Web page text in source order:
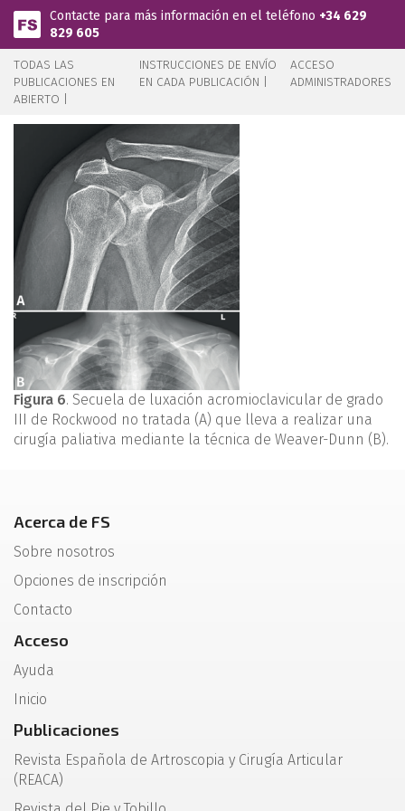
Pasar al contenido principal
Contacte para más información en el teléfono +34 629
829 605
TODAS LAS
PUBLICACIONES EN
ABIERTO |
INSTRUCCIONES DE ENVÍO
EN CADA PUBLICACIÓN |
ACCESO
ADMINISTRADORES
Figura 6. Secuela de luxación acromioclavicular de grado
III de Rockwood no tratada (A) que lleva a realizar una
cirugía paliativa mediante la técnica de Weaver-Dunn (B).
Acerca de FS
Sobre nosotros
Opciones de inscripción
Contacto
Acceso
Ayuda
Inicio
Publicaciones
Revista Española de Artroscopia y Cirugía Articular
(REACA)